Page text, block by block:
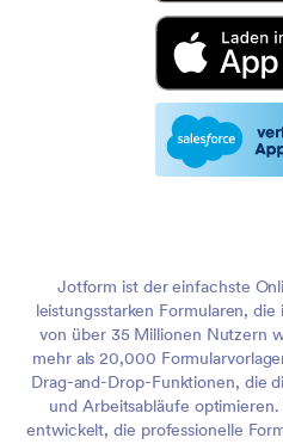
Jotform ist der einfachste
leistungsstarken Formularen,
von über 35 Millionen Nutzern
mehr als 20,000
Drag-and-Drop-Funktionen, die
und Arbeitsabläufe
entwickelt, die professionelle